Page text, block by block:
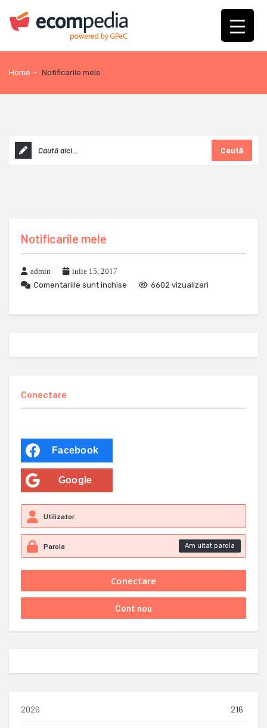
Home - Notificarile mele
Caută
Notificarile mele
admin
iulie 15, 2017
Comentariile sunt închise
6602 vizualizari
Conectare
Facebook
Google
Am uitat parola
2026 216